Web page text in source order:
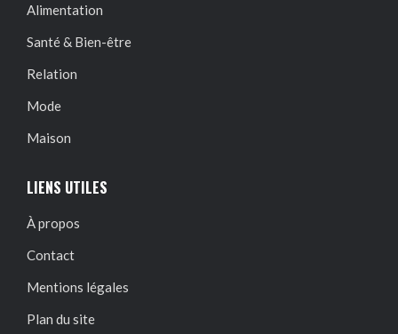
Alimentation
Santé & Bien-être
Relation
Mode
Maison
LIENS UTILES
À propos
Contact
Mentions légales
Plan du site